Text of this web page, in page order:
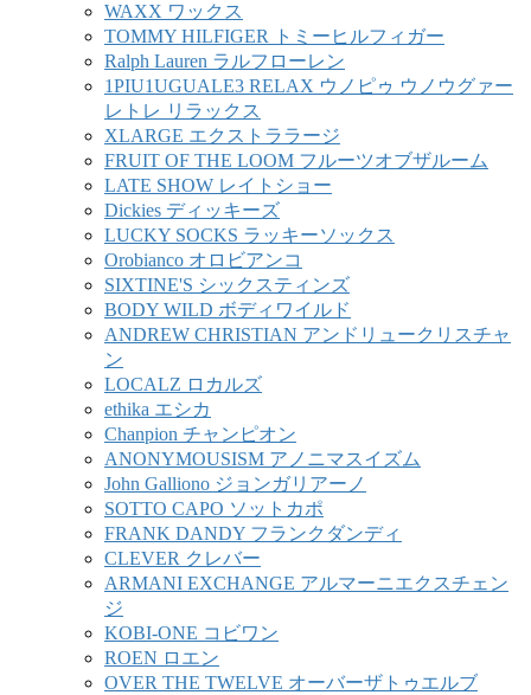
WAXX ワックス
TOMMY HILFIGER トミーヒルフィガー
Ralph Lauren ラルフローレン
1PIU1UGUALE3 RELAX ウノピゥ ウノウグァー
レトレ リラックス
XLARGE エクストララージ
FRUIT OF THE LOOM フルーツオブザルーム
LATE SHOW レイトショー
Dickies ディッキーズ
LUCKY SOCKS ラッキーソックス
Orobianco オロビアンコ
SIXTINE'S シックスティンズ
BODY WILD ボディワイルド
ANDREW CHRISTIAN アンドリュークリスチャ
ン
LOCALZ ロカルズ
ethika エシカ
Chanpion チャンピオン
ANONYMOUSISM アノニマスイズム
John Galliono ジョンガリアーノ
SOTTO CAPO ソットカポ
FRANK DANDY フランクダンディ
CLEVER クレバー
ARMANI EXCHANGE アルマーニエクスチェン
ジ
KOBI-ONE コビワン
ROEN ロエン
OVER THE TWELVE オーバーザトゥエルブ